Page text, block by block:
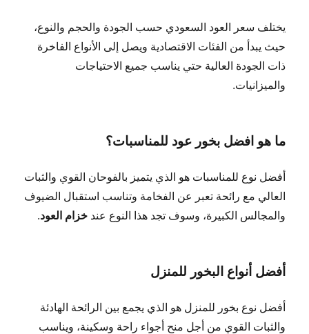
يختلف سعر العود السعودي حسب الجودة والحجم والنوع،
حيث يبدأ من الفئات الاقتصادية ويصل إلى الأنواع الفاخرة
ذات الجودة العالية حتي يناسب جميع الاحتياجات
والميزانيات.
ما هو افضل بخور عود للمناسبات؟
أفضل نوع للمناسبات هو الذي يتميز بالفوحان القوي والثبات
العالي مع رائحة تعبر عن الفخامة وتناسب استقبال الضيوف
والمجالس الكبيرة، وسوف تجد هذا النوع عندخزام العود.
أفضل أنواع البخور للمنزل
أفضل نوع بخور للمنزل هو الذي يجمع بين الرائحة الهادئة
والثبات القوي من أجل منح أجواء راحة وسكينة، ويناسب